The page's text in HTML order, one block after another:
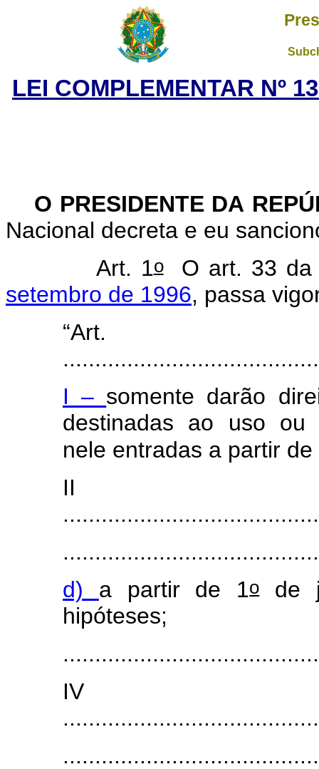
LEI COMPLEMENTAR Nº
O PRESIDENTE DA
Nacional decreta e eu
Art. 1oO art. 33
setembro de 1996, passa
I – somente darão
destinadas ao uso ou
nele entradas a partir de
II
d) a partir de 1ode
hipóteses;